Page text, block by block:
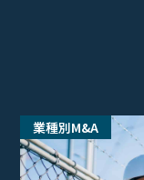
業種別M&A